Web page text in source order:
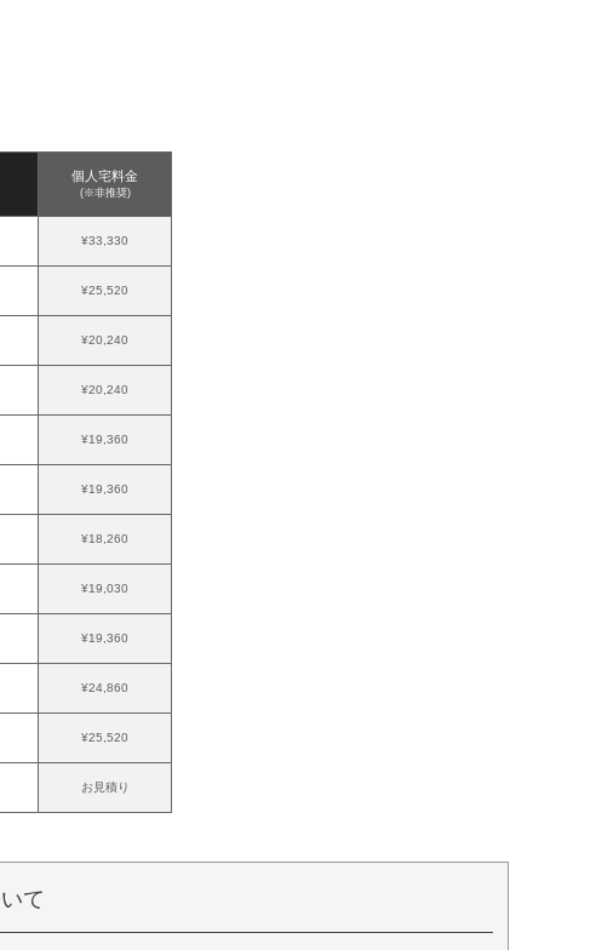
個人宅料金
(※非推奨)
¥33,330
¥25,520
¥20,240
¥20,240
¥19,360
¥19,360
¥18,260
¥19,030
¥19,360
¥24,860
¥25,520
お見積り
て